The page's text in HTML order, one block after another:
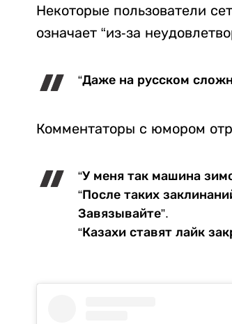
Некоторые пользователи
означает “из-за
“Даже на русском
Комментаторы с юмором
“У меня так машина
“После таких
Завязывайте”.
“Казахи ставят лайк